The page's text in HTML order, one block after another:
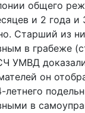
общего
и 2 года и
Старший из
в грабеже
УМВД
он
в